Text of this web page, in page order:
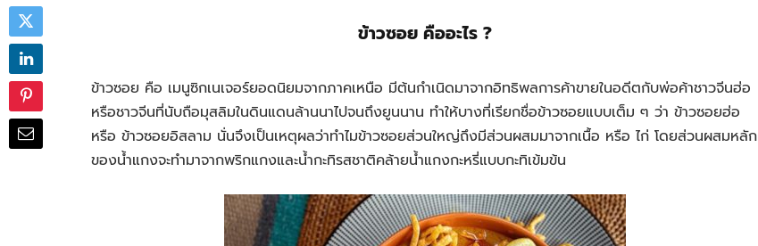
ข้าวซอย คืออะไร ?
ข้าวซอย คือ เมนูซิกเนเจอร์ยอดนิยมจากภาคเหนือ มีต้นกำเนิดมาจากอิทธิพลการค้าขายในอดีตกับพ่อค้าชาวจีนฮ่อ
หรือชาวจีนที่นับถือมุสลิมในดินแดนล้านนาไปจนถึงยูนนาน ทำให้บางที่เรียกชื่อข้าวซอยแบบเต็ม ๆ ว่า ข้าวซอยฮ่อ
หรือ ข้าวซอยอิสลาม นั่นจึงเป็นเหตุผลว่าทำไมข้าวซอยส่วนใหญ่ถึงมีส่วนผสมมาจากเนื้อ หรือ ไก่ โดยส่วนผสมหลัก
ของน้ำแกงจะทำมาจากพริกแกงและน้ำกะทิรสชาติคล้ายน้ำแกงกะหรี่แบบกะทิเข้มข้น